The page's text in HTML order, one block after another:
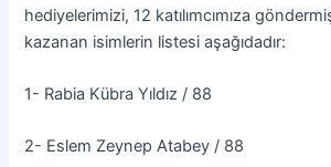
hediyelerimizi, 12 katılımcımıza
kazanan isimlerin listesi aşağıdadır:
1- Rabia Kübra Yıldız / 88
2- Eslem Zeynep Atabey / 88